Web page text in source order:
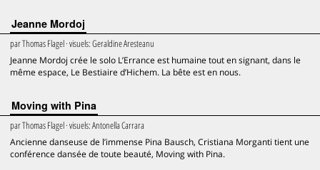
Jeanne Mordoj
parThomas Flagel· visuels:Geraldine Aresteanu
Jeanne Mordoj crée le solo L’Errance est humaine tout en signant, dans le
même espace, Le Bestiaire d’Hichem. La bête est en nous.
Moving with Pina
parThomas Flagel· visuels:Antonella Carrara
Ancienne danseuse de l’immense Pina Bausch, Cristiana Morganti tient une
conférence dansée de toute beauté, Moving with Pina.